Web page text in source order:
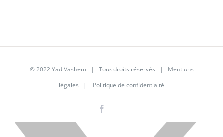
© 2022 Yad Vashem | Tous droits réservés | Mentions
légales | Politique de confidentialté
X